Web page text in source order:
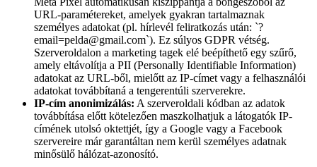
URL-paramétereket, amelyek gyakran tartalmaznak
személyes adatokat (pl. hírlevél feliratkozás után: `?
email=pelda@gmail.com`). Ez súlyos GDPR vétség.
Szerveroldalon a marketing tagek elé beépíthető egy szűrő,
amely eltávolítja a PII (Personally Identifiable Information)
adatokat az URL-ből, mielőtt az IP-címet vagy a felhasználói
adatokat továbbítaná a tengerentúli szerverekre.
IP-cím anonimizálás: A szerveroldali kódban az adatok
továbbítása előtt kötelezően maszkolhatjuk a látogatók IP-
címének utolsó oktettjét, így a Google vagy a Facebook
szervereire már garantáltan nem kerül személyes adatnak
minősülő hálózat-azonosító.